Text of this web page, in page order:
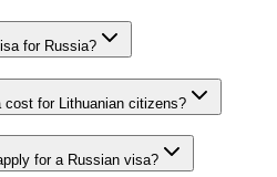
for Russia?
for Lithuanian citizens?
for a Russian visa?